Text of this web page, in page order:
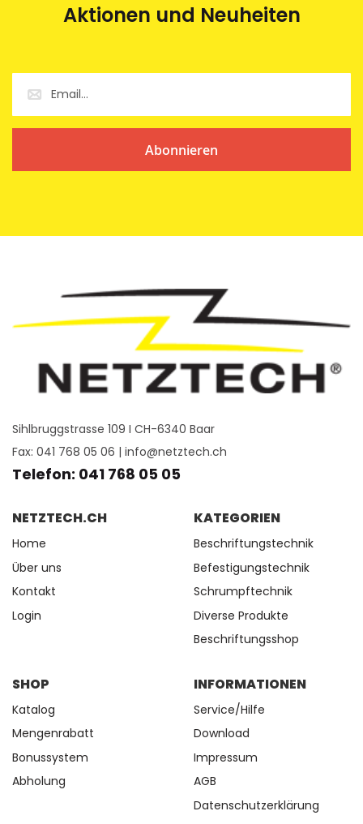
Aktionen und Neuheiten
Abonnieren
Sihlbruggstrasse 109 I CH-6340 Baar
Fax: 041 768 05 06 | info@netztech.ch
Telefon: 041 768 05 05
NETZTECH.CH
Home
Über uns
Kontakt
Login
KATEGORIEN
Beschriftungstechnik
Befestigungstechnik
Schrumpftechnik
Diverse Produkte
Beschriftungsshop
SHOP
Katalog
Mengenrabatt
Bonussystem
Abholung
INFORMATIONEN
Service/Hilfe
Download
Impressum
AGB
Datenschutzerklärung